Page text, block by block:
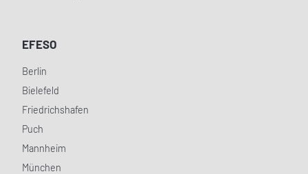
EFESO
Berlin
Bielefeld
Friedrichshafen
Puch
Mannheim
München